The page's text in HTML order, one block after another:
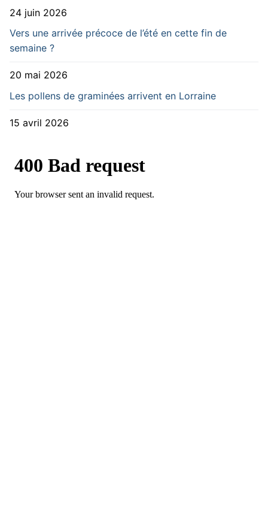
24 juin 2026
Vers une arrivée précoce de l’été en cette fin de
semaine ?
20 mai 2026
Les pollens de graminées arrivent en Lorraine
15 avril 2026